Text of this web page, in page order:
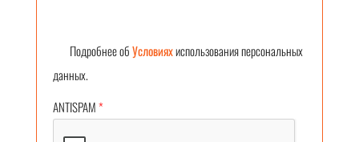
Подробнее обУсловияхиспользования персональных
данных.
ANTISPAM*